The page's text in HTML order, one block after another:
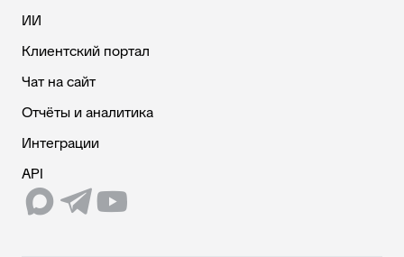
ИИ
Клиентский портал
Чат на сайт
Отчёты и аналитика
Интеграции
API